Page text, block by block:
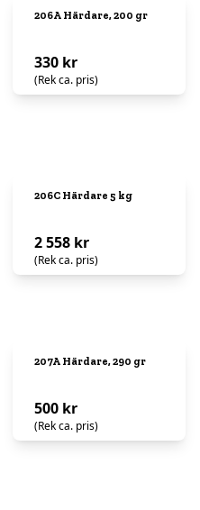
206A Härdare, 200 gr
330 kr
(Rek ca. pris)
206C Härdare 5 kg
2 558 kr
(Rek ca. pris)
207A Härdare, 290 gr
500 kr
(Rek ca. pris)